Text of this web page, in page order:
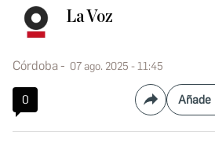
La Voz
Córdoba 07 ago. 2025 - 11:45
0 Compartir
Añade